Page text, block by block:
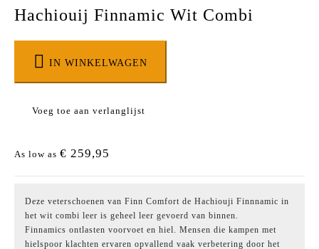
Hachiouij Finnamic Wit Combi
Deze veterschoenen van Finn Comfort de Hachiouji Finnnamic in
het wit combi leer is geheel leer gevoerd van binnen.
Finnamics ontlasten voorvoet en hiel. Mensen die kampen met
hielspoor klachten ervaren opvallend vaak verbetering door het
As low as € 259,95
IN WINKELWAGEN
Voeg toe aan verlanglijst